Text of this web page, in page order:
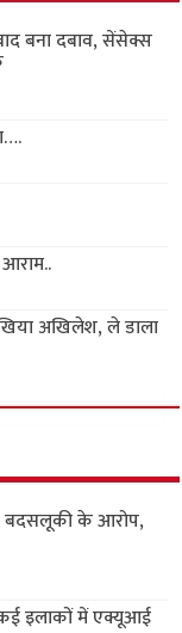
बना दबाव, सेंसेक्स
अखिलेश, ले डाला
बदसलूकी के आरोप,
इलाकों में एक्यूआई